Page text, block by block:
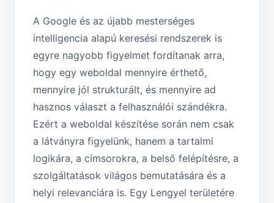
A Google és az újabb mesterséges
intelligencia alapú keresési rendszerek is
egyre nagyobb figyelmet fordítanak arra,
hogy egy weboldal mennyire érthető,
mennyire jól strukturált, és mennyire ad
hasznos választ a felhasználói szándékra.
Ezért a weboldal készítése során nem csak
a látványra figyelünk, hanem a tartalmi
logikára, a címsorokra, a belső felépítésre, a
szolgáltatások világos bemutatására és a
helyi relevanciára is. Egy Lengyel területére